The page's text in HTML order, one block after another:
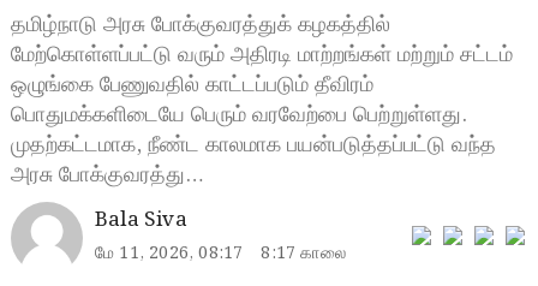
தமிழ்நாடு அரசு போக்குவரத்துக் கழகத்தில்
மேற்கொள்ளப்பட்டு வரும் அதிரடி மாற்றங்கள் மற்றும் சட்டம்
ஒழுங்கை பேணுவதில் காட்டப்படும் தீவிரம்
பொதுமக்களிடையே பெரும் வரவேற்பை பெற்றுள்ளது.
முதற்கட்டமாக, நீண்ட காலமாக பயன்படுத்தப்பட்டு வந்த
அரசு போக்குவரத்து…
Bala Siva
மே 11, 2026, 08:17 8:17 காலை